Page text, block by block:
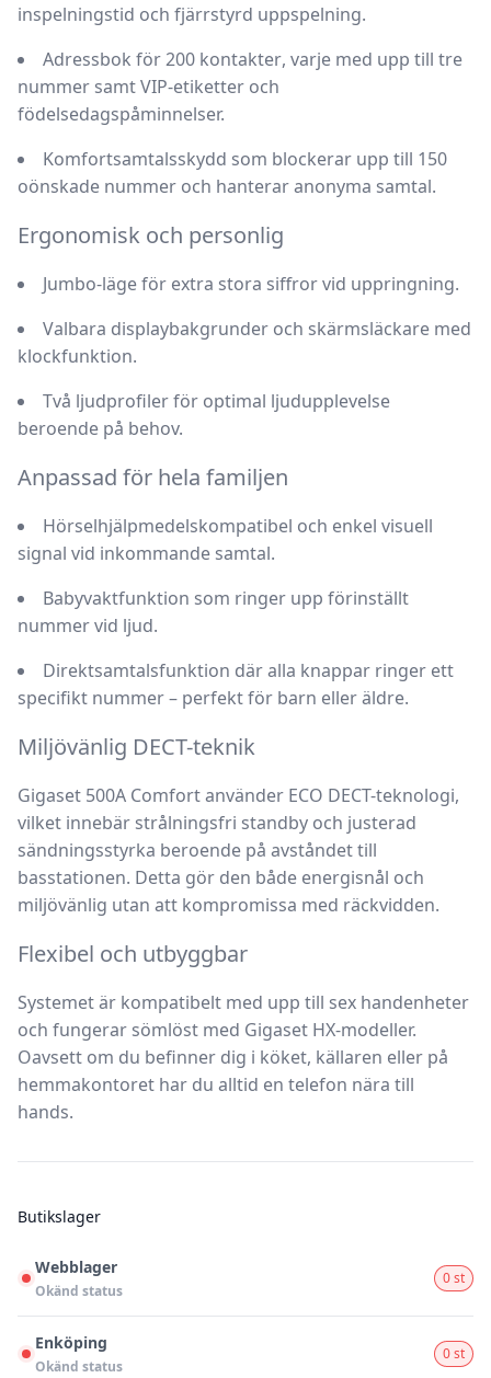
inspelningstid och fjärrstyrd uppspelning.
Adressbok för 200 kontakter, varje med upp till tre
nummer samt VIP-etiketter och
födelsedagspåminnelser.
Komfortsamtalsskydd som blockerar upp till 150
oönskade nummer och hanterar anonyma samtal.
Ergonomisk och personlig
Jumbo-lägeför extra stora siffror vid uppringning.
Valbara displaybakgrunder och skärmsläckare med
klockfunktion.
Två ljudprofilerför optimal ljudupplevelse
beroende på behov.
Anpassad för hela familjen
Hörselhjälpmedelskompatibel och enkel visuell
signal vid inkommande samtal.
Babyvaktfunktion som ringer upp förinställt
nummer vid ljud.
Direktsamtalsfunktion där alla knappar ringer ett
specifikt nummer – perfekt för barn eller äldre.
Miljövänlig DECT-teknik
Gigaset 500A Comfort använder ECO DECT-teknologi,
vilket innebär strålningsfri standby och justerad
sändningsstyrka beroende på avståndet till
basstationen. Detta gör den både energisnål och
miljövänlig utan att kompromissa med räckvidden.
Flexibel och utbyggbar
Systemet är kompatibelt med upp till sex handenheter
och fungerar sömlöst med Gigaset HX-modeller.
Oavsett om du befinner dig i köket, källaren eller på
hemmakontoret har du alltid en telefon nära till
hands.
Butikslager
Webblager
Okänd status
0 st
Enköping
Okänd status
0 st